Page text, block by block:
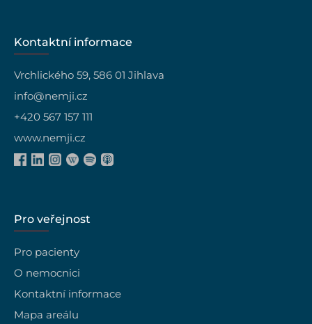
Kontaktní informace
Vrchlického 59, 586 01 Jihlava
info@nemji.cz
+420 567 157 111
www.nemji.cz
Pro veřejnost
Pro pacienty
O nemocnici
Kontaktní informace
Mapa areálu